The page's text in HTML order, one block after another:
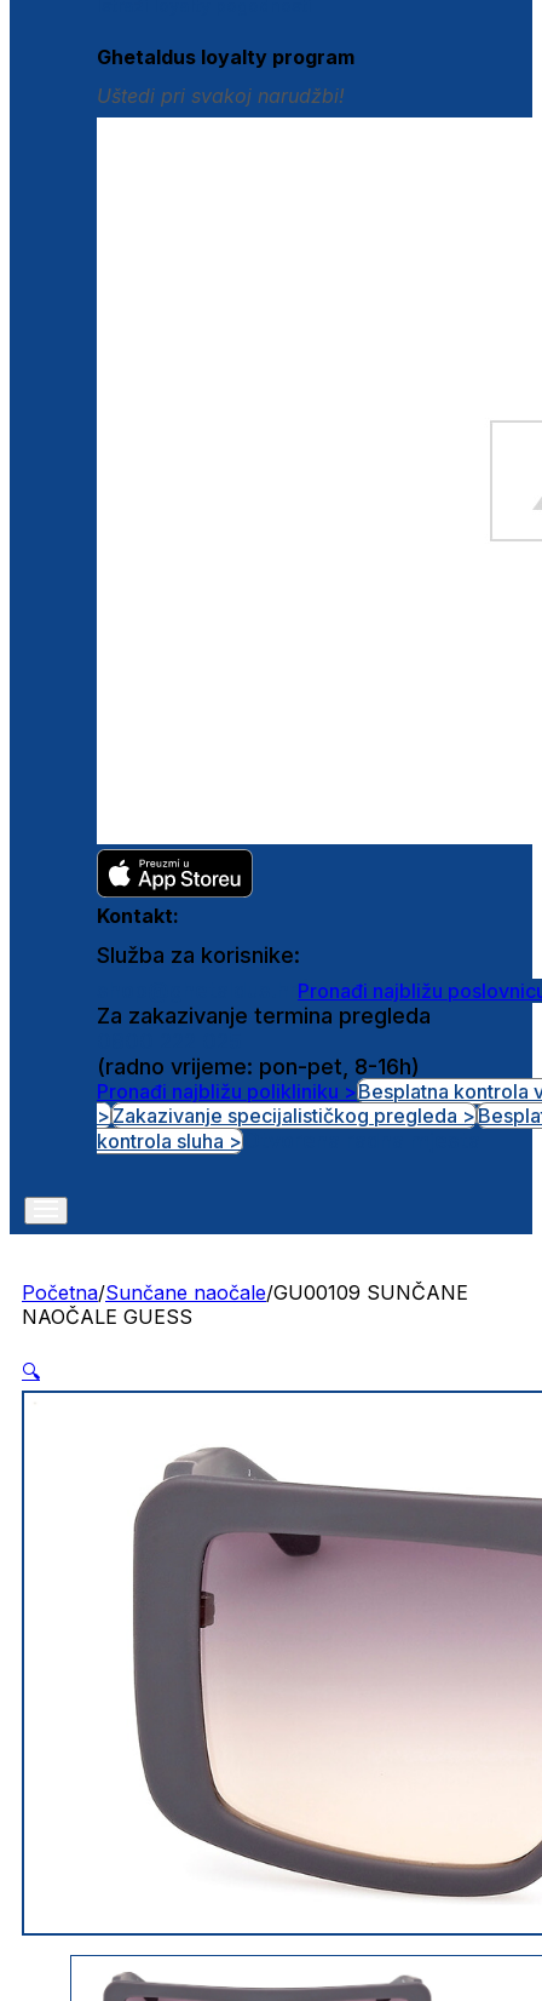
Ghetaldus loyalty program
Uštedi pri svakoj narudžbi!
Kontakt:
Služba za korisnike:
Pronađi najbližu
Za zakazivanje termina pregleda
(radno vrijeme: pon-pet, 8-16h)
Pronađi najbližu polikliniku >Besplatna kontrola
>Zakazivanje specijalističkog pregleda >
kontrola sluha >
Početna/Sunčane naočale/GU00109 SUNČANE
NAOČALE GUESS
🔍